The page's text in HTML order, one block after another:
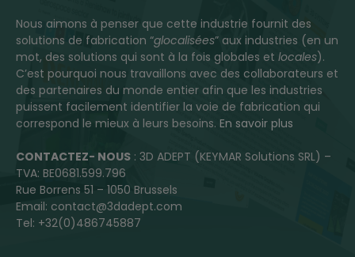
Nous aimons à penser que cette industrie fournit des
solutions de fabrication “glocalisées” aux industries (en un
mot, des solutions qui sont à la fois globales et locales).
C’est pourquoi nous travaillons avec des collaborateurs et
des partenaires du monde entier afin que les industries
puissent facilement identifier la voie de fabrication qui
correspond le mieux à leurs besoins. En savoir plus
CONTACTEZ- NOUS : 3D ADEPT (KEYMAR Solutions SRL) –
TVA: BE0681.599.796
Rue Borrens 51 – 1050 Brussels
Email: contact@3dadept.com
Tel: +32(0)486745887